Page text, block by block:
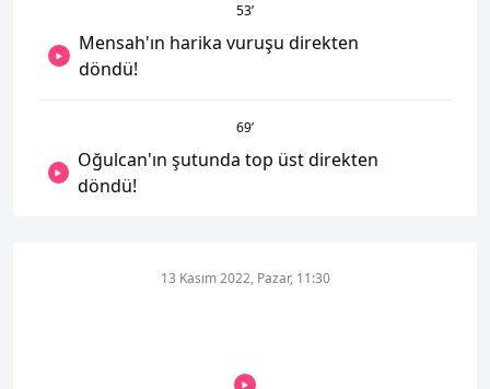
53’
Mensah'ın harika vuruşu direkten
döndü!
69’
Oğulcan'ın şutunda top üst direkten
döndü!
13 Kasım 2022, Pazar, 11:30